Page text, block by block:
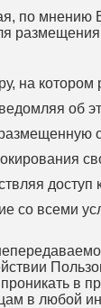
по мнению
на
об
доступ
со всеми
в
в